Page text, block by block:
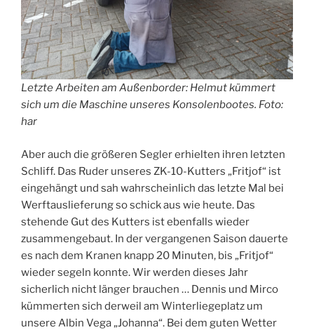
Letzte Arbeiten am Außenborder: Helmut kümmert
sich um die Maschine unseres Konsolenbootes. Foto:
har
Aber auch die größeren Segler erhielten ihren letzten
Schliff. Das Ruder unseres ZK-10-Kutters „Fritjof“ ist
eingehängt und sah wahrscheinlich das letzte Mal bei
Werftauslieferung so schick aus wie heute. Das
stehende Gut des Kutters ist ebenfalls wieder
zusammengebaut. In der vergangenen Saison dauerte
es nach dem Kranen knapp 20 Minuten, bis „Fritjof“
wieder segeln konnte. Wir werden dieses Jahr
sicherlich nicht länger brauchen … Dennis und Mirco
kümmerten sich derweil am Winterliegeplatz um
unsere Albin Vega „Johanna“. Bei dem guten Wetter